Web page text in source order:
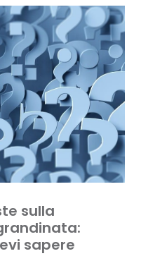
sulla
sapere